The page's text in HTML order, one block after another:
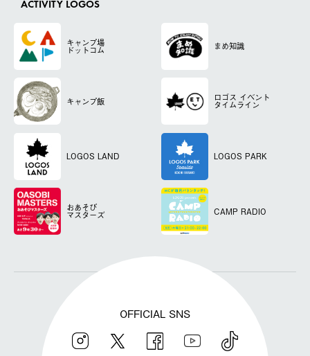
ACTIVITY LOGOS
キャンプ場
ドットコム まめ知識
キャンプ飯 ロゴス イベント
タイムライン
LOGOS LAND LOGOS PARK
おあそび
マスターズ CAMP RADIO
OFFICIAL SNS